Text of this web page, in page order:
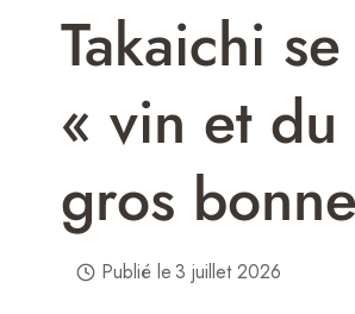
Takaichi
« vin et
gros
Publié le3 juillet 2026